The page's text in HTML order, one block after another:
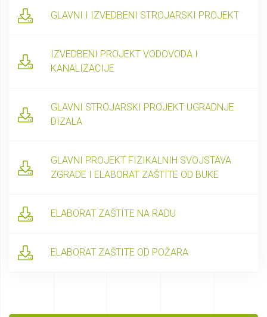
GLAVNI I IZVEDBENI STROJARSKI PROJEKT
IZVEDBENI PROJEKT VODOVODA I
KANALIZACIJE
GLAVNI STROJARSKI PROJEKT UGRADNJE
DIZALA
GLAVNI PROJEKT FIZIKALNIH SVOJSTAVA
ZGRADE I ELABORAT ZAŠTITE OD BUKE
ELABORAT ZAŠTITE NA RADU
ELABORAT ZAŠTITE OD POŽARA